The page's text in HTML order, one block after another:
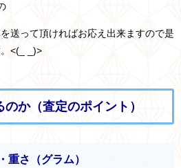
送って頂ければお応え出来ますので是
<(_ _)>
か（査定のポイント）
重さ（グラム）